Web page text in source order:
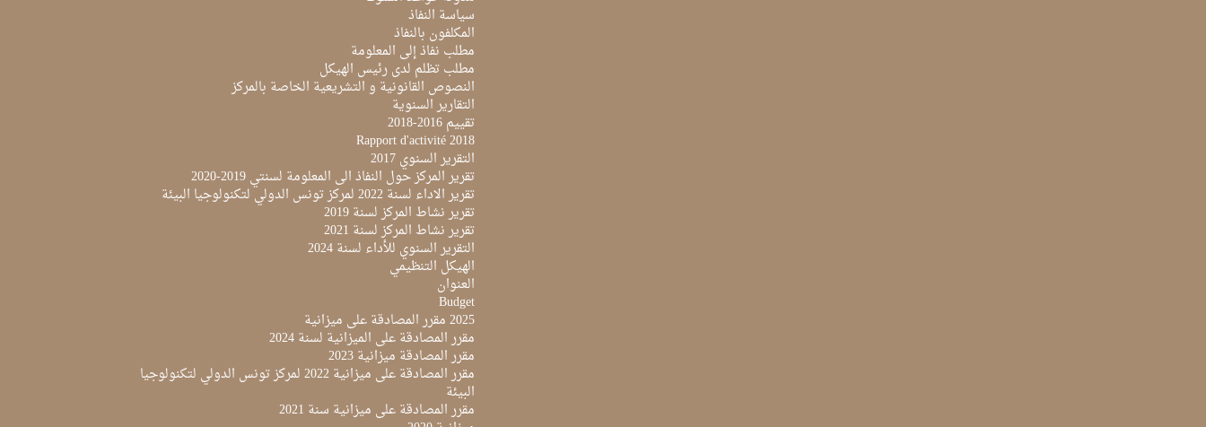
سياسة النفاذ
المكلفون بالنفاذ
مطلب نفاذ إلى المعلومة
مطلب تظلم لدى رئيس الهيكل
النصوص القانونية و التشريعية الخاصة بالمركز
التقارير السنوية
تقييم 2016-2018
Rapport d'activité 2018
التقرير السنوي 2017
تقرير المركز حول النفاذ الى المعلومة لسنتي 2019-2020
تقرير الاداء لسنة 2022 لمركز تونس الدولي لتكنولوجيا البيئة
تقرير نشاط المركز لسنة 2019
تقرير نشاط المركز لسنة 2021
التقرير السنوي للأداء لسنة 2024
الهيكل التنظيمي
العنوان
Budget
2025 مقرر المصادقة على ميزانية
مقرر المصادقة على الميزانية لسنة 2024
مقرر المصادقة ميزانية 2023
مقرر المصادقة على ميزانية 2022 لمركز تونس الدولي لتكنولوجيا
البيئة
مقرر المصادقة على ميزانية سنة 2021